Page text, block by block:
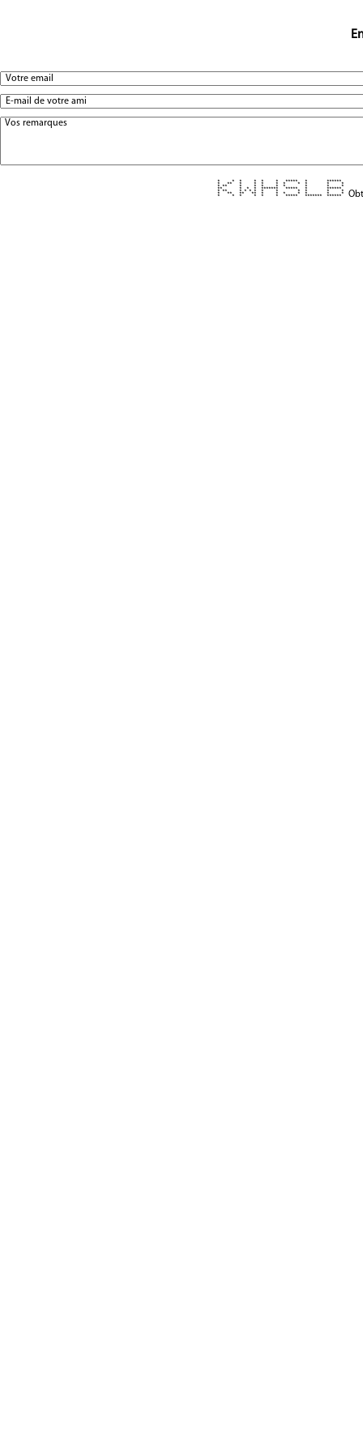
* * * * * * ***** * ******
* ** * * * * * * * * *
* ** * * * * * * * *
** * * * ******* ***** * ******
* ** * * * * * * * * * *
* ** ** ** * * * * * * *
* * * * * * ***** ******* ******